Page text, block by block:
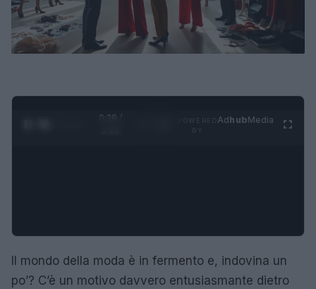
0:29 /
AdhubMedia
Il mondo della moda è in fermento e, indovina un
po’? C’è un motivo davvero entusiasmante dietro